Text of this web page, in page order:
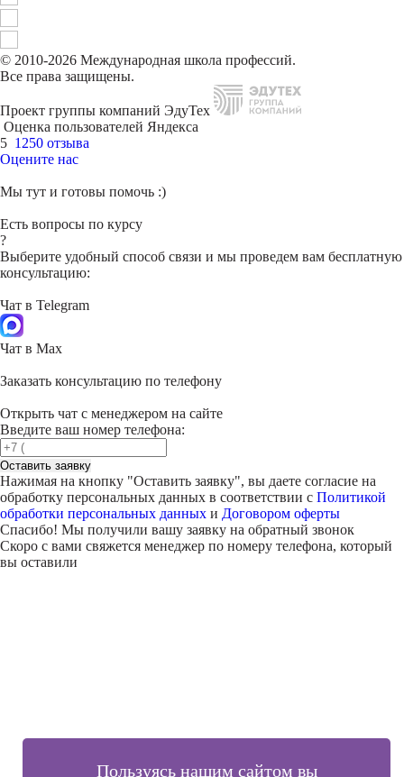
© 2010-2026 Международная школа профессий.
Все права защищены.
Проект группы компаний ЭдуТех
Оценка пользователей Яндекса
5 1250 отзыва
Оцените нас
Пользуясь нашим сайтом вы
Мы тут и готовы помочь :)
Есть вопросы по курсу
?
Выберите удобный способ связи и мы проведем вам бесплатную
консультацию:
Чат в Telegram
Чат в Max
Заказать консультацию по телефону
Открыть чат с менеджером на сайте
Введите ваш номер телефона:
Оставить заявку
Нажимая на кнопку "Оставить заявку", вы даете согласие на
обработку персональных данных в соответствии с Политикой
обработки персональных данных и Договором оферты
Спасибо! Мы получили вашу заявку на обратный звонок
Скоро с вами свяжется менеджер по номеру телефона, который
вы оставили
Оставьте заявку и мы проконсультируем вас по процессу
ПРОДОЛЖИТЬ